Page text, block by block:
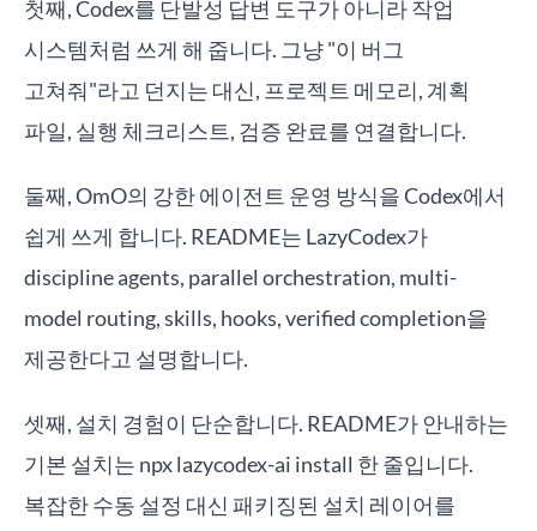
첫째, Codex를 단발성 답변 도구가 아니라 작업
시스템처럼 쓰게 해 줍니다. 그냥 "이 버그
고쳐줘"라고 던지는 대신, 프로젝트 메모리, 계획
파일, 실행 체크리스트, 검증 완료를 연결합니다.
둘째, OmO의 강한 에이전트 운영 방식을 Codex에서
쉽게 쓰게 합니다. README는 LazyCodex가
discipline agents, parallel orchestration, multi-
model routing, skills, hooks, verified completion을
제공한다고 설명합니다.
셋째, 설치 경험이 단순합니다. README가 안내하는
기본 설치는 npx lazycodex-ai install 한 줄입니다.
복잡한 수동 설정 대신 패키징된 설치 레이어를